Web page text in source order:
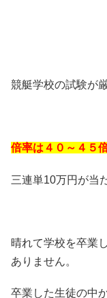
競艇学校の試験が
倍率は４０～４５
三連単10万円が当
晴れて学校を卒業
ありません。
卒業した生徒の中